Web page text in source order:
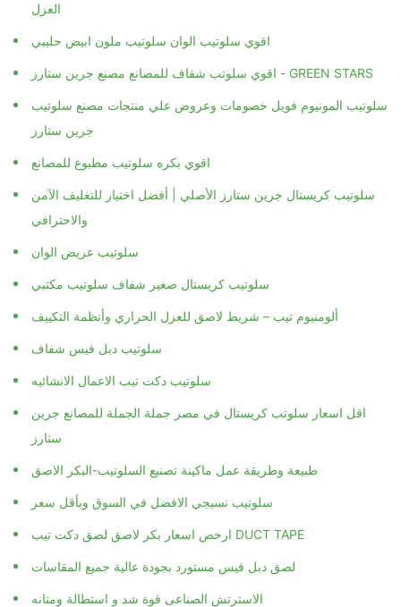
العزل
اقوي سلوتيب الوان سلوتيب ملون ابيض حليبي
اقوي سلوتب شفاف للمصانع مصنع جرين ستارز - GREEN STARS
سلوتيب المونيوم فويل خصومات وعروض علي منتجات مصنع سلوتيب
جرين ستارز
اقوي بكره سلوتيب مطبوع للمصانع
سلوتيب كريستال جرين ستارز الأصلي | أفضل اختيار للتغليف الآمن
والاحترافي
سلوتيب عريض الوان
سلوتيب كريستال صغير شفاف سلوتيب مكتبي
ألومنيوم تيب – شريط لاصق للعزل الحراري وأنظمة التكييف
سلوتيب دبل فيس شفاف
سلوتيب دكت تيب الاعمال الانشائيه
اقل اسعار سلوتب كريستال في مصر جملة الجملة للمصانع جرين
ستارز
طبيعة وطريقة عمل ماكينة تصنيع السلوتيب-البكر الاصق
سلوتيب نسيجي الافضل في السوق وبأقل سعر
ارخص اسعار بكر لاصق لصق دكت تيب DUCT TAPE
لصق دبل فيس مستورد بجودة عالية جميع المقاسات
الاسترتش الصناعى قوة شد و استطالة ومتانه